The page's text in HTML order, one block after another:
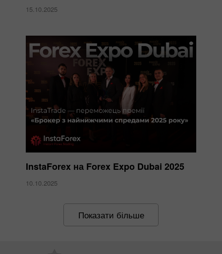
15.10.2025
InstaForex на Forex Expo Dubai 2025
10.10.2025
Показати більше